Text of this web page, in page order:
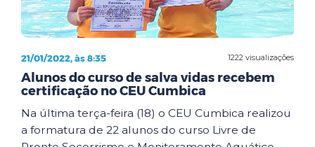
1222 visualizações
21/01/2022, às 8:35
Alunos do curso de salva vidas recebem
certificação no CEU Cumbica
Na última terça-feira (18) o CEU Cumbica realizou
a formatura de 22 alunos do curso Livre de